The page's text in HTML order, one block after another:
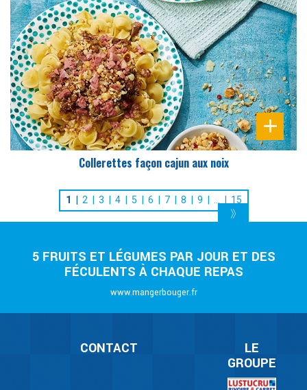
PRÉPARATION
30 Min
Collerettes façon cajun aux noix
1 2 3 4 5 6 7 8 9 15
5 FRUITS ET LÉGUMES PAR JOUR ET DES
FÉCULENTS À CHAQUE REPAS
www.mangerbouger.fr
CONTACT
LE
GROUPE